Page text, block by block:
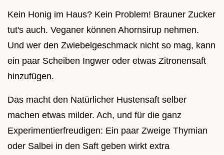
Kein Honig im Haus? Kein Problem! Brauner Zucker
tut's auch. Veganer können Ahornsirup nehmen.
Und wer den Zwiebelgeschmack nicht so mag, kann
ein paar Scheiben Ingwer oder etwas Zitronensaft
hinzufügen.
Das macht den Natürlicher Hustensaft selber
machen etwas milder. Ach, und für die ganz
Experimentierfreudigen: Ein paar Zweige Thymian
oder Salbei in den Saft geben wirkt extra